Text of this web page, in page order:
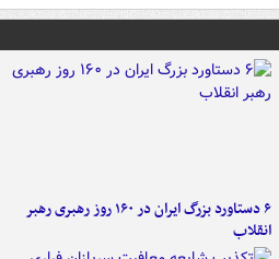
۶ دستاورد بزرگ ایران در ۱۶۰ روز رهبری رهبر
انقلاب